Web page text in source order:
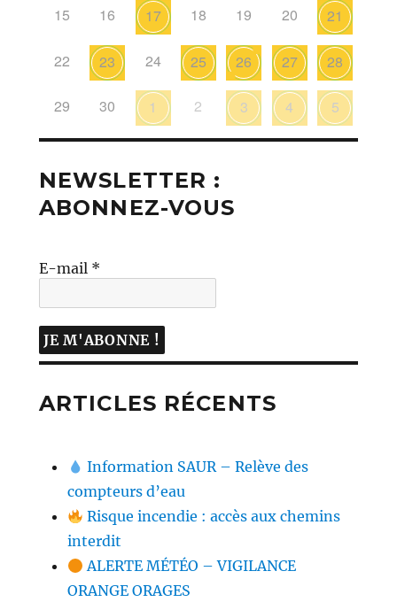
15 16 17 18 19 20 21
22 23 24 25 26 27 28
29 30 1 2 3 4 5
NEWSLETTER :
ABONNEZ-VOUS
E-mail *
ARTICLES RÉCENTS
Information SAUR – Relève des
compteurs d’eau
Risque incendie : accès aux chemins
interdit
ALERTE MÉTÉO – VIGILANCE
ORANGE ORAGES